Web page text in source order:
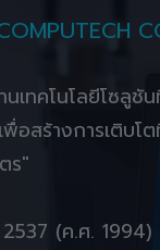
นเทคโนโลยีโซลูชั
อสร้างการเติบโ
ร"
(ค.ศ. 1994)